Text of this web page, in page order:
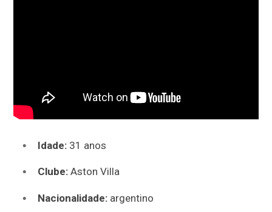
Idade: 31 anos
Clube: Aston Villa
Nacionalidade: argentino